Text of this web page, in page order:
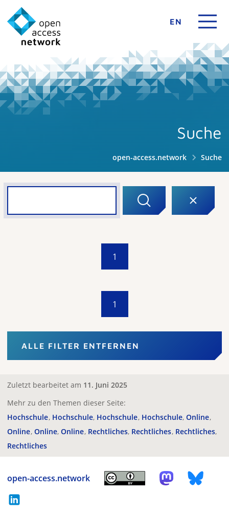
EN
Suche
open-access.network Suche
1
1
ALLE FILTER ENTFERNEN
Zuletzt bearbeitet am 11. Juni 2025
Mehr zu den Themen dieser Seite:
Hochschule Hochschule Hochschule Hochschule Online
Online Online Online Rechtliches Rechtliches Rechtliches
Rechtliches
open-access.network